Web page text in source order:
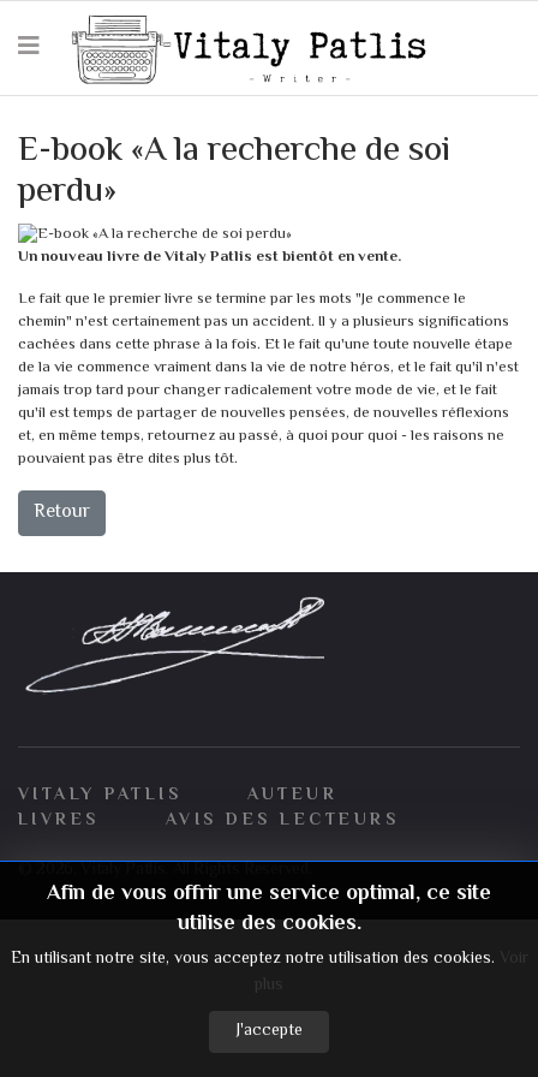
E-book «А la recherche de soi
perdu»
Un nouveau livre de Vitaly Patlis est bientôt en vente.
Le fait que le premier livre se termine par les mots "Je commence le
chemin" n'est certainement pas un accident. Il y a plusieurs significations
cachées dans cette phrase à la fois. Et le fait qu'une toute nouvelle étape
de la vie commence vraiment dans la vie de notre héros, et le fait qu'il n'est
jamais trop tard pour changer radicalement votre mode de vie, et le fait
qu'il est temps de partager de nouvelles pensées, de nouvelles réflexions
et, en même temps, retournez au passé, à quoi pour quoi - les raisons ne
pouvaient pas être dites plus tôt.
Afin de vous offrir une service optimal, ce site
utilise des cookies.
En utilisant notre site, vous acceptez notre utilisation des cookies. Voir
plus
J'accepte
VITALY PATLIS
AUTEUR
LIVRES
AVIS DES LECTEURS
© 2026. Vitaly Patlis. All Rights Reserved.